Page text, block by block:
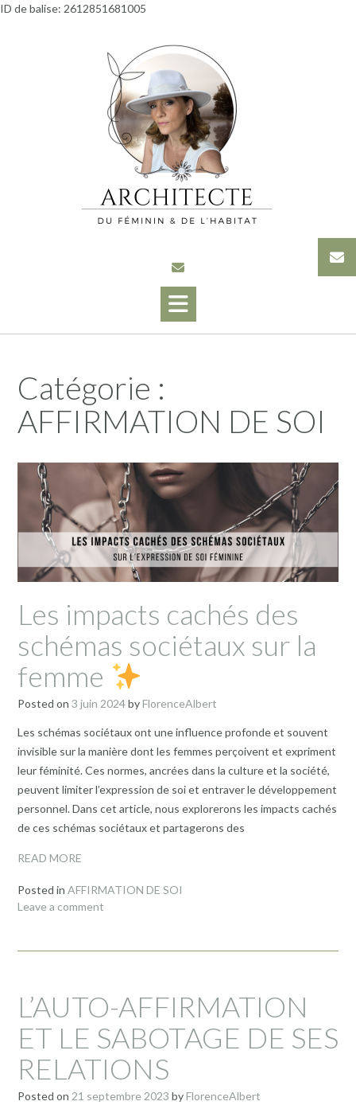
ID de balise: 2612851681005
Catégorie :
AFFIRMATION DE SOI
Les impacts cachés des
schémas sociétaux sur la
femme
Posted on 3 juin 2024byFlorenceAlbert
Les schémas sociétaux ont une influence profonde et souvent
invisible sur la manière dont les femmes perçoivent et expriment
leur féminité. Ces normes, ancrées dans la culture et la société,
peuvent limiter l’expression de soi et entraver le développement
personnel. Dans cet article, nous explorerons les impacts cachés
de ces schémas sociétaux et partagerons des
READ MORE
Posted in AFFIRMATION DE SOI
Leave a comment
L’AUTO-AFFIRMATION
ET LE SABOTAGE DE SES
RELATIONS
Posted on 21 septembre 2023 byFlorenceAlbert